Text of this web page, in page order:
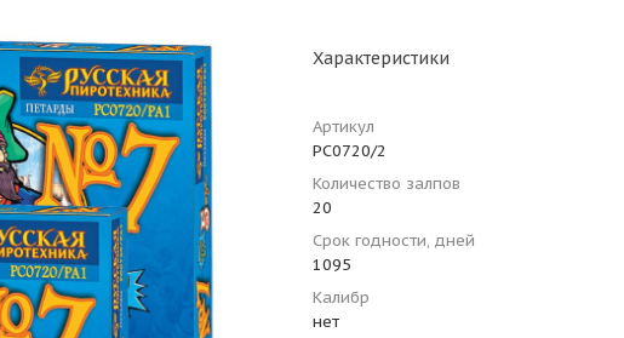
Характеристики
Артикул
РС0720/2
Количество залпов
20
Срок годности, дней
1095
Калибр
нет